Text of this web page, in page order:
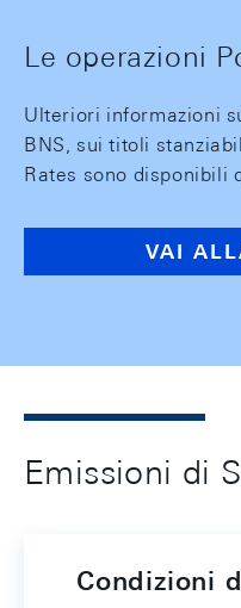
Le operazioni
Ulteriori informazioni
BNS, sui titoli
Rates sono disponibili
VAI
Emissioni di
Condizioni